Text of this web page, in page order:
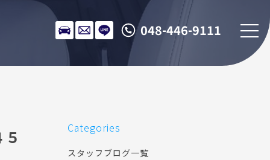
048-446-9111
Categories
スタッフブログ一覧